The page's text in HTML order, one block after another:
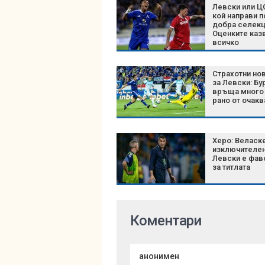
Левски или
кой направи
добра
Оценките
всичко
Страхотни
за Левски:
връща много
рано от
Херо:
Левски е
за титлата
Коментари
анонимен